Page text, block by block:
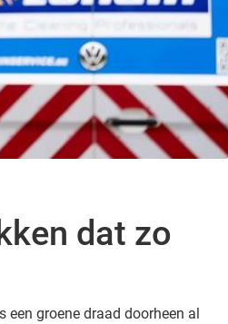
dat zo
groene draad doorheen al